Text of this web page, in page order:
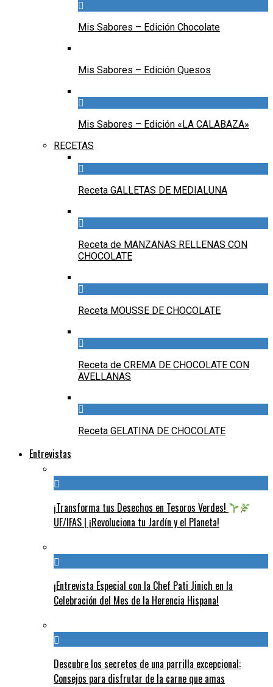
Mis Sabores – Edición Chocolate
Mis Sabores – Edición Quesos
Mis Sabores – Edición «LA CALABAZA»
RECETAS
Receta GALLETAS DE MEDIALUNA
Receta de MANZANAS RELLENAS CON
CHOCOLATE
Receta MOUSSE DE CHOCOLATE
Receta de CREMA DE CHOCOLATE CON
AVELLANAS
Receta GELATINA DE CHOCOLATE
Entrevistas
¡Transforma tus Desechos en Tesoros Verdes!
UF/IFAS | ¡Revoluciona tu Jardín y el Planeta!
¡Entrevista Especial con la Chef Pati Jinich en la
Celebración del Mes de la Herencia Hispana!
Descubre los secretos de una parrilla excepcional:
Consejos para disfrutar de la carne que amas